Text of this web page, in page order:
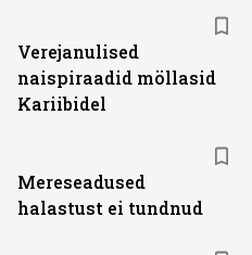
Verejanulised
naispiraadid möllasid
Kariibidel
Mereseadused
halastust ei tundnud